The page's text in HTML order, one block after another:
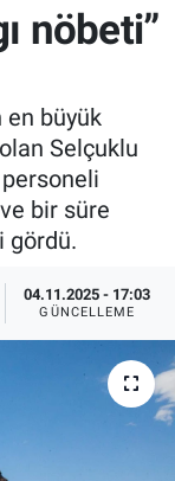
nöbeti”
en büyük
Selçuklu
personeli
bir süre
gördü.
04.11.2025 - 17:03
GÜNCELLEME